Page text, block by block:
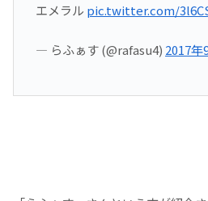
エメラル pic.twitter.com/
— らふぁす (@rafasu4) 2017年